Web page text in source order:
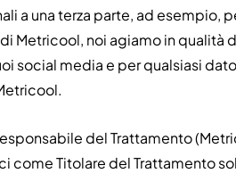
a una terza parte, ad esempio,
Metricool, noi agiamo in qualità
social media e per qualsiasi
del Trattamento
come Titolare del Trattamento